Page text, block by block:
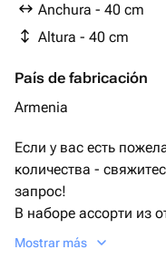
Anchura - 40 cm
Altura - 40 cm
País de fabricación
Armenia
Если у вас есть
количества -
запрос!
В наборе ассорти из
▪️Шар бежевый
Mostrar más